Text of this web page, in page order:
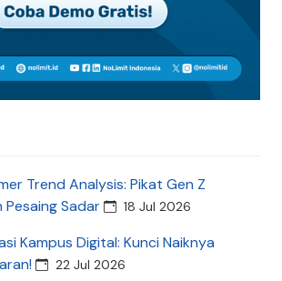
Trend Analysis: Pikat Gen Z
Pesaing Sadar
18 Jul 2026
Kampus Digital: Kunci Naiknya
22 Jul 2026